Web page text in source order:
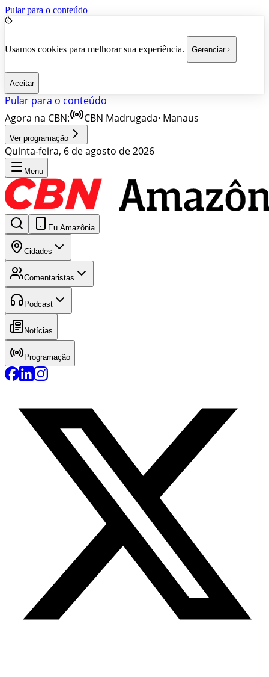
Pular para o conteúdo
Usamos cookies para melhorar sua experiência. Gerenciar
Aceitar
Pular para o conteúdo
Agora na CBN:
CBN Madrugada· Manaus
Ver programação
Quinta-feira, 6 de agosto de 2026
Menu
Eu Amazônia
Cidades
Comentaristas
Podcast
Notícias
Programação